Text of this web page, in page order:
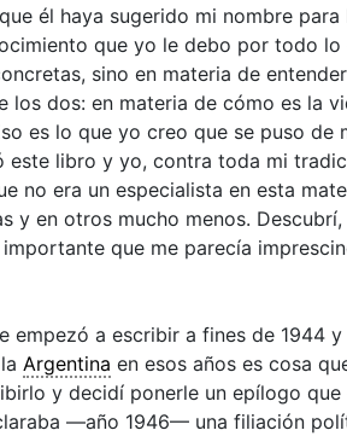
él haya sugerido mi nombre para
que yo le debo por todo lo
sino en materia de
los dos: en materia de cómo es la
es lo que yo creo que se puso de
este libro y yo, contra toda mi
no era un especialista en esta
y en otros mucho menos.
que me parecía
empezó a escribir a fines de 1944
Argentina en esos años es cosa
y decidí ponerle un epílogo que
—año 1946— una filiación